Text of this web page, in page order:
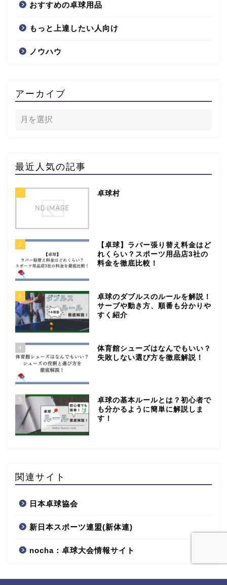
おすすめの卓球用品
もっと上達したい人向け
ノウハウ
アーカイブ
最近人気の記事
1 卓球村
2
【卓球】ラバー張り替え料金はど
れくらい？スポーツ用品店3社の
料金を徹底比較！
3
卓球のダブルスのルールを解説！
サーブや動き方、順番も分かりや
すく紹介
4
体育館シューズはなんでもいい？
失敗しない選び方を徹底解説！
5
卓球の基本ルールとは？初心者で
も分かるように簡単に解説しま
す！
関連サイト
日本卓球協会
新日本スポーツ連盟(新体連)
nocha：卓球大会情報サイト